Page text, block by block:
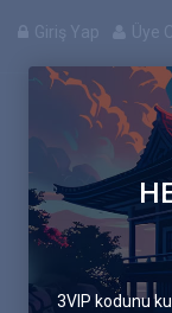
Giriş Yap Üye
Manga
3VIP kodunu